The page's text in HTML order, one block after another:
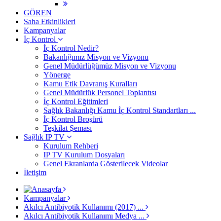
GÖREN
Saha Etkinlikleri
Kampanyalar
İç Kontrol
İç Kontrol Nedir?
Bakanlığımız Misyon ve Vizyonu
Genel Müdürlüğümüz Misyon ve Vizyonu
Yönerge
Kamu Etik Davranış Kuralları
Genel Müdürlük Personel Toplantısı
İç Kontrol Eğitimleri
Sağlık Bakanlığı Kamu İç Kontrol Standartları ...
İç Kontrol Broşürü
Teşkilat Şeması
Sağlık IP TV
Kurulum Rehberi
IP TV Kurulum Dosyaları
Genel Ekranlarda Gösterilecek Videolar
İletişim
Kampanyalar
Akılcı Antibiyotik Kullanımı (2017) ...
Akılcı Antibiyotik Kullanımı Medya ...